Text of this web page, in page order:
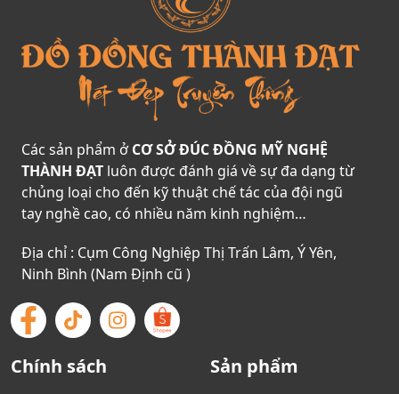
Các sản phẩm ởCƠ SỞ ĐÚC ĐỒNG MỸ NGHỆ
THÀNH ĐẠT luôn được đánh giá về sự đa dạng từ
chủng loại cho đến kỹ thuật chế tác của đội ngũ
tay nghề cao, có nhiều năm kinh nghiệm…
Địa chỉ : Cụm Công Nghiệp Thị Trấn Lâm, Ý Yên,
Ninh Bình (Nam Định cũ )
Chính sách Sản phẩm